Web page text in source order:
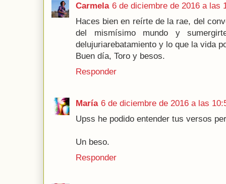
Carmela 6 de diciembre de 2016 a las
Haces bien en reírte de la rae, del
del mismísimo mundo y
delujuriarebatamiento y lo que la vida
Buen día, Toro y besos.
Responder
María 6 de diciembre de 2016 a las
Upss he podido entender tus versos
Un beso.
Responder